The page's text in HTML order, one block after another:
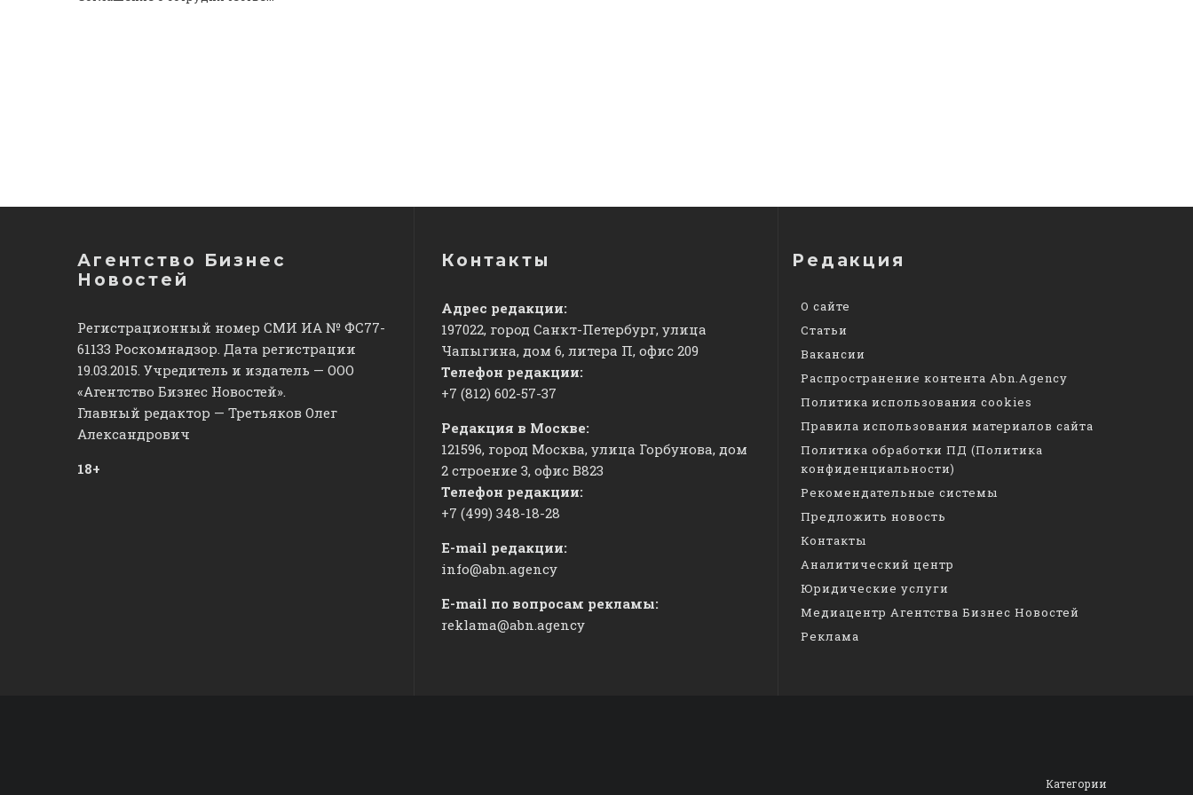
Агентство Бизнес
Новостей
Регистрационный номер СМИ ИА № ФС77-
61133 Роскомнадзор. Дата регистрации
19.03.2015. Учредитель и издатель — ООО
«Агентство Бизнес Новостей».
Главный редактор — Третьяков Олег
Александрович
18+
Контакты
Адрес редакции:
197022, город Санкт-Петербург, улица
Чапыгина, дом 6, литера П, офис 209
Телефон редакции:
+7 (812) 602-57-37
Редакция в Москве:
121596, город Москва, улица Горбунова, дом
2 строение 3, офис ​В823
Телефон редакции:
+7 (499) 348-18-28
E-mail редакции:
info@abn.agency
E-mail по вопросам рекламы:
reklama@abn.agency
Редакция
О сайте
Статьи
Вакансии
Распространение контента Abn.Agency
Политика использования cookies
Правила использования материалов сайта
Политика обработки ПД (Политика
конфиденциальности)
Рекомендательные системы
Предложить новость
Контакты
Аналитический центр
Юридические услуги
Медиацентр Агентства Бизнес Новостей
Реклама
Категории